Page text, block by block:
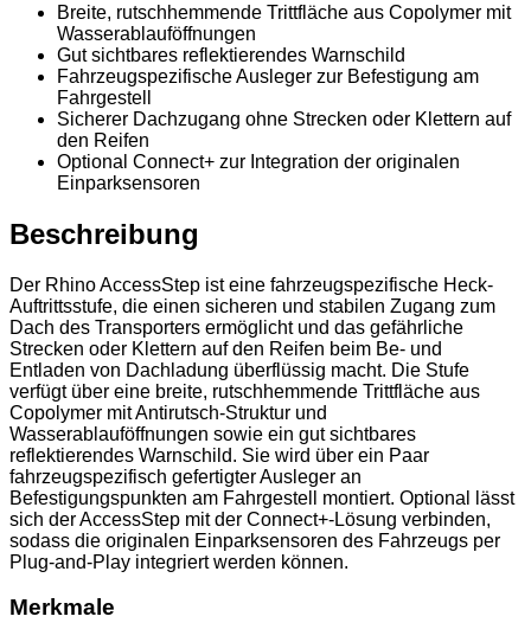
Breite, rutschhemmende Trittfläche aus Copolymer mit
Wasserablauföffnungen
Gut sichtbares reflektierendes Warnschild
Fahrzeugspezifische Ausleger zur Befestigung am
Fahrgestell
Sicherer Dachzugang ohne Strecken oder Klettern auf
den Reifen
Optional Connect+ zur Integration der originalen
Einparksensoren
Beschreibung
Der Rhino AccessStep ist eine fahrzeugspezifische Heck-
Auftrittsstufe, die einen sicheren und stabilen Zugang zum
Dach des Transporters ermöglicht und das gefährliche
Strecken oder Klettern auf den Reifen beim Be- und
Entladen von Dachladung überflüssig macht. Die Stufe
verfügt über eine breite, rutschhemmende Trittfläche aus
Copolymer mit Antirutsch-Struktur und
Wasserablauföffnungen sowie ein gut sichtbares
reflektierendes Warnschild. Sie wird über ein Paar
fahrzeugspezifisch gefertigter Ausleger an
Befestigungspunkten am Fahrgestell montiert. Optional lässt
sich der AccessStep mit der Connect+-Lösung verbinden,
sodass die originalen Einparksensoren des Fahrzeugs per
Plug-and-Play integriert werden können.
Merkmale